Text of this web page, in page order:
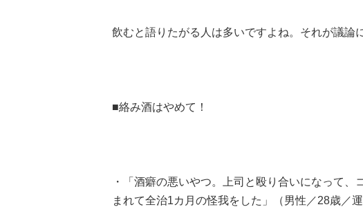
飲むと語りたがる人は多いですよね。それが議論
■絡み酒はやめて！
・「酒癖の悪いやつ。上司と殴り合いになって
まれて全治1カ月の怪我をした」（男性／28歳／運